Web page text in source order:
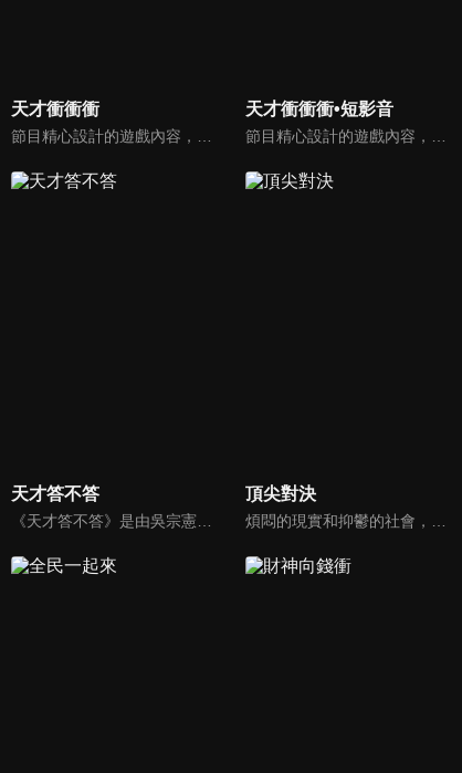
天才衝衝衝 天才衝衝衝•短影音
天才答不答
《天才答不答》是由吳宗憲和吳怡霈共同主持的益智節目。節目設立高額的獎金來考驗藝人們真實的人性，同時將題目立體化，讓你身歷其境去冒險答題。更有哪些出乎意料的處罰，讓藝人羞愧的不想再答錯！一個最接近「人性」與「真實」的益智節目，現在就讓吳宗憲帶你輕鬆玩轉知識。
頂尖對決